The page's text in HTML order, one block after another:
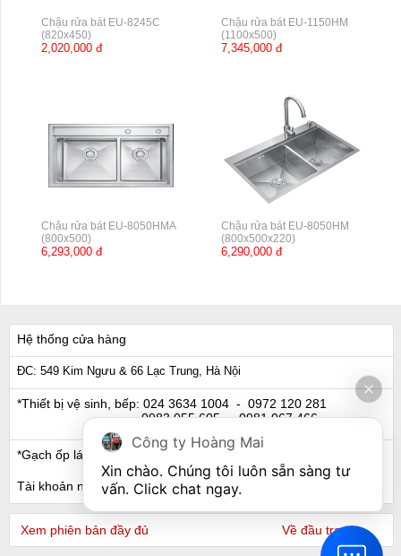
Chậu rửa bát EU-8245C
(820x450)
2,020,000 đ
Chậu rửa bát EU-1150HM
(1100x500)
7,345,000 đ
Chậu rửa bát EU-8050HMA
(800x500)
6,293,000 đ
Chậu rửa bát EU-8050HM
(800x500x220)
6,290,000 đ
Hệ thống cửa hàng
ĐC: 549 Kim Ngưu & 66 Lạc Trung, Hà Nội
*Thiết bị vệ sinh, bếp: 024 3634 1004 - 0972 120 281
0983 055 605- 0981 067 466
*Gạch ốp lát, Ngói: 024 3632 0280 - 0911 441 066
Tài khoản ngân hàng
Xem phiên bản đầy đủ Về đầu trang
Công ty Hoàng Mai
Xin chào. Chúng tôi luôn sẵn sàng tư
vấn. Click chat ngay.